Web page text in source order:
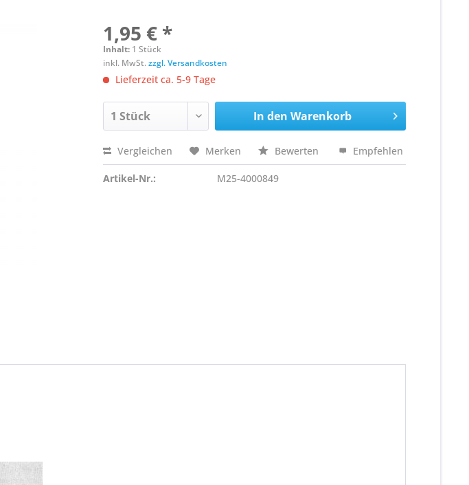
1,95 € *
Inhalt: 1 Stück
inkl. MwSt.zzgl. Versandkosten
Lieferzeit ca. 5-9 Tage
In den Warenkorb
Vergleichen Merken Bewerten Empfehlen
Artikel-Nr.: M25-4000849